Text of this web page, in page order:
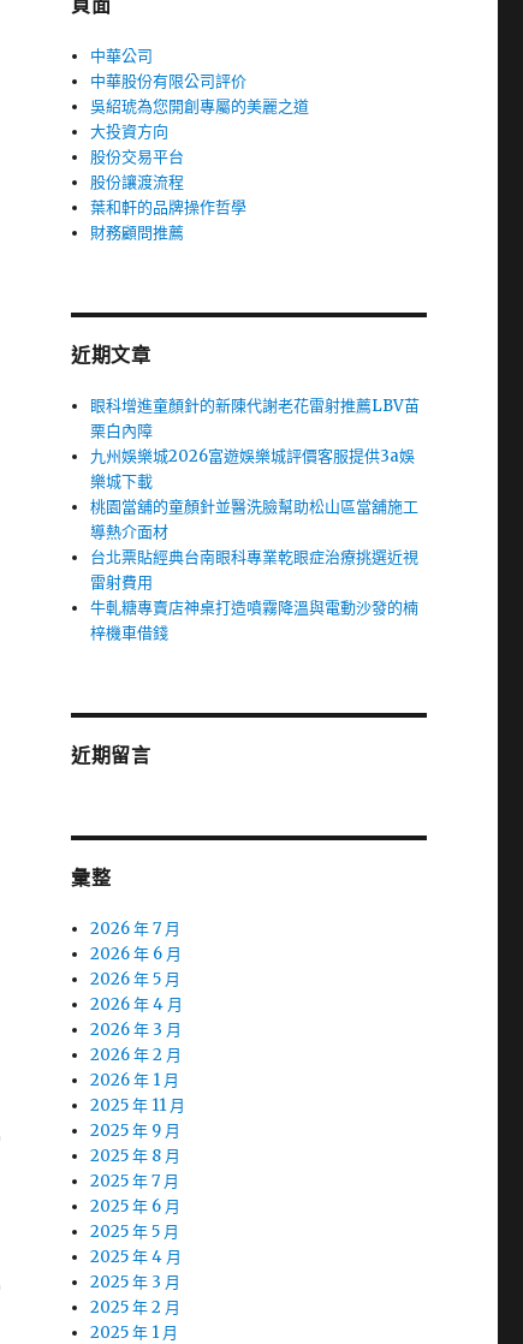
頁面
中華公司
中華股份有限公司評价
吳紹琥為您開創專屬的美麗之道
大投資方向
股份交易平台
股份讓渡流程
葉和軒的品牌操作哲學
財務顧問推薦
近期文章
眼科增進童顏針的新陳代謝老花雷射推薦LBV苗
栗白內障
九州娛樂城2026富遊娛樂城評價客服提供3a娛
樂城下載
桃園當舖的童顏針並醫洗臉幫助松山區當舖施工
導熱介面材
台北票貼經典台南眼科專業乾眼症治療挑選近視
雷射費用
牛軋糖專賣店神桌打造噴霧降溫與電動沙發的楠
梓機車借錢
近期留言
彙整
2026 年 7 月
2026 年 6 月
2026 年 5 月
2026 年 4 月
2026 年 3 月
2026 年 2 月
2026 年 1 月
2025 年 11 月
2025 年 9 月
2025 年 8 月
2025 年 7 月
2025 年 6 月
2025 年 5 月
2025 年 4 月
2025 年 3 月
2025 年 2 月
2025 年 1 月